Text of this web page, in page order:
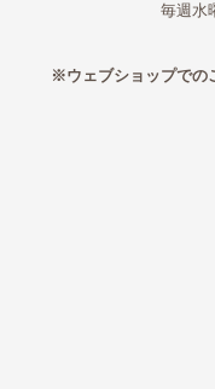
毎週水
※ウェブショップでの